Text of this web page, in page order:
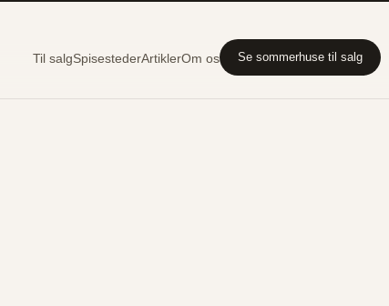
Til salgSpisestederArtiklerOm os Se sommerhuse til salg